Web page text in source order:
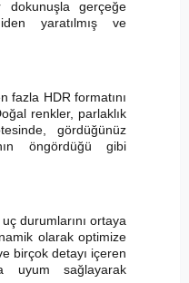
dokunuşla gerçeğe
yaratılmış ve
fazla HDR formatını
renkler, parlaklık
gördüğünüz
öngördüğü gibi
durumlarını ortaya
olarak optimize
birçok detayı içeren
uyum sağlayarak